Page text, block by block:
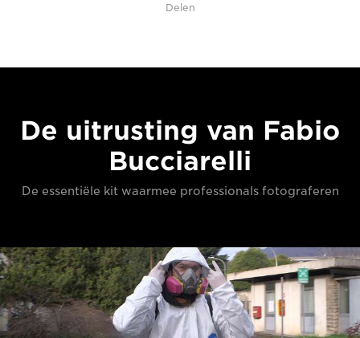
Delen
De uitrusting van Fabio
Bucciarelli
De essentiële kit waarmee professionals fotograferen